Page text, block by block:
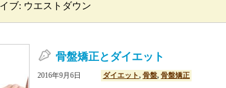
ブ: ウエストダウン
骨盤矯正とダイエット
2016年9月6日 ダイエット, 骨盤, 骨盤矯正